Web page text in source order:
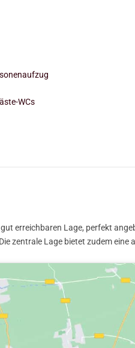
WCs
erreichbaren Lage, perfekt
zentrale Lage bietet zudem eine